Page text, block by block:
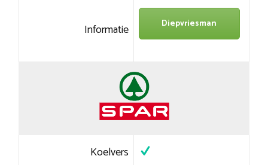
Informatie Diepvriesman
Koelvers